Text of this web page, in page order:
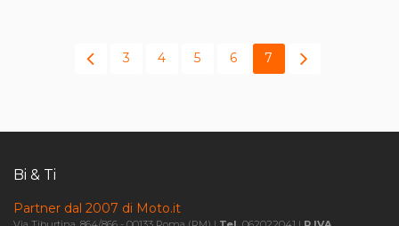
3 4 5 6 7
Bi & Ti
Partner dal 2007 di Moto.it